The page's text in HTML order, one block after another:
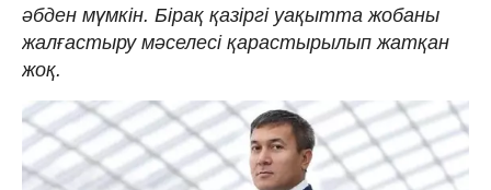
әбден мүмкін. Бірақ қазіргі уақытта жобаны
жалғастыру мәселесі қарастырылып жатқан
жоқ.